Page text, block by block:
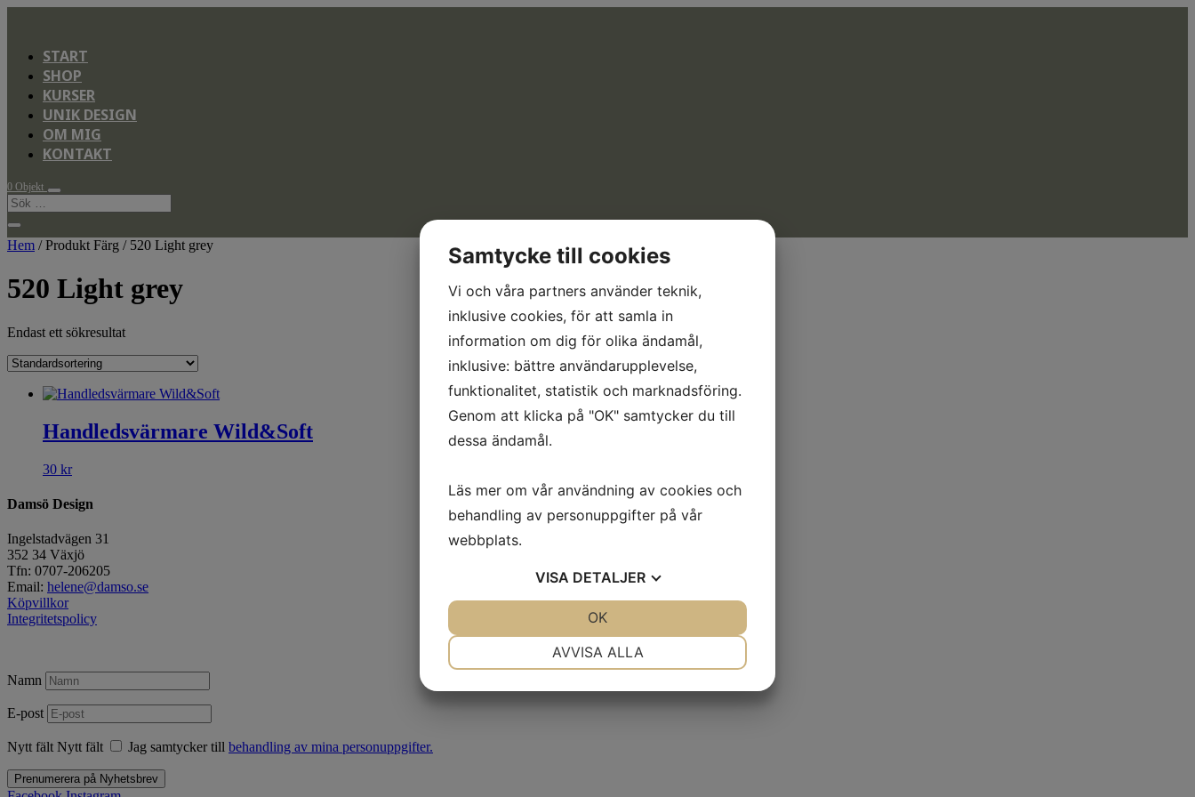
START
SHOP
KURSER
UNIK DESIGN
OM MIG
KONTAKT
0 Objekt
Hem / Produkt Färg / 520 Light grey
520 Light grey
Endast ett sökresultat
Handledsvärmare Wild&Soft
30 kr
Damsö Design
Ingelstadvägen 31
352 34 Växjö
Tfn: 0707-206205
Email: helene@damso.se
Köpvillkor
Integritetspolicy
Namn
E-post
Nytt fält Nytt fält Jag samtycker till behandling av mina personuppgifter.
Prenumerera på Nyhetsbrev
Samtycke till cookies
Vi och våra partners använder teknik,
inklusive cookies, för att samla in
information om dig för olika ändamål,
inklusive: bättre användarupplevelse,
funktionalitet, statistik och marknadsföring.
Genom att klicka på "OK" samtycker du till
dessa ändamål.
Läs mer om vår användning av cookies och
behandling av personuppgifter på vår
webbplats.
VISA DETALJER
AVVISA ALLA
OK